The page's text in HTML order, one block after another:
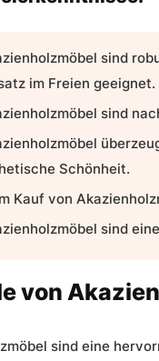
sind
im Freien geeignet.
sind
Schönheit.
Kauf von
sind
von
sind eine